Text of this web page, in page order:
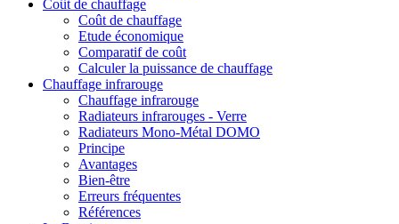
Coût de chauffage
Coût de chauffage
Etude économique
Comparatif de coût
Calculer la puissance de chauffage
Chauffage infrarouge
Chauffage infrarouge
Radiateurs infrarouges - Verre
Radiateurs Mono-Métal DOMO
Principe
Avantages
Bien-être
Erreurs fréquentes
Références